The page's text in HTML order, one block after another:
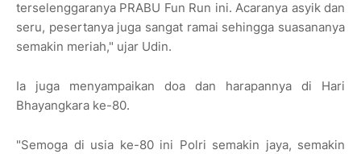
terselenggaranya PRABU Fun Run ini. Acaranya asyik dan
seru, pesertanya juga sangat ramai sehingga suasananya
semakin meriah," ujar Udin.
Ia juga menyampaikan doa dan harapannya di Hari
Bhayangkara ke-80.
"Semoga di usia ke-80 ini Polri semakin jaya, semakin